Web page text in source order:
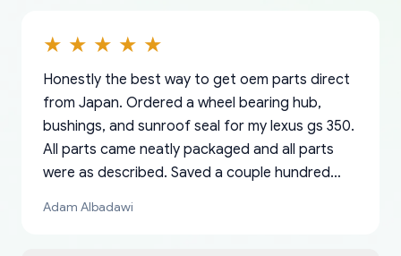
Honestly the best way to get oem parts direct
from Japan. Ordered a wheel bearing hub,
bushings, and sunroof seal for my lexus gs 350.
All parts came neatly packaged and all parts
were as described. Saved a couple hundred
Adam Albadawi